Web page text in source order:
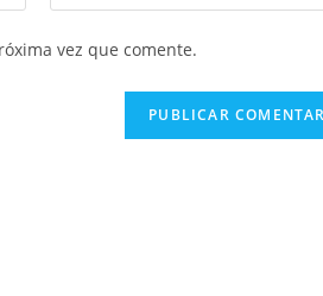
vez que comente.